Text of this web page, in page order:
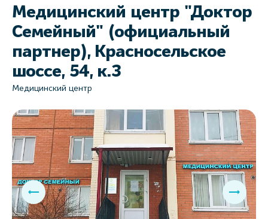
Медицинский центр "Доктор
Семейный" (официальный
партнер), Красносельское
шоссе, 54, к.3
Медицинский центр